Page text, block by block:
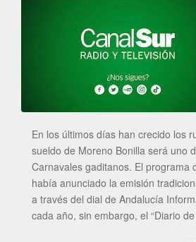
En los últimos días han crecido los
sueldo de Moreno Bonilla será uno
Carnavales gaditanos. El programa
había anunciado la emisión
a través del dial de Andalucía
cada año, sin embargo, el “Diario